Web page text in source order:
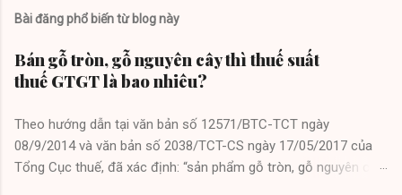
Bài đăng phổ biến từ blog này
Bán gỗ tròn, gỗ nguyên cây thì thuế suất
thuế GTGT là bao nhiêu?
Theo hướng dẫn tại văn bản số 12571/BTC-TCT ngày
08/9/2014 và văn bản số 2038/TCT-CS ngày 17/05/2017 của
Tổng Cục thuế, đã xác định: “sản phẩm gỗ tròn, gỗ nguyên cây